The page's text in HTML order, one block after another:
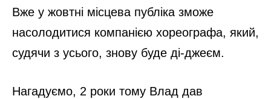
Вже у жовтні місцева публіка зможе
насолодитися компанією хореографа, який,
судячи з усього, знову буде ді-джеєм.
Нагадуємо, 2 роки тому Влад дав